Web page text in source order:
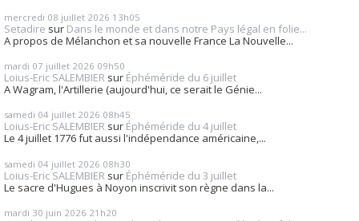
mercredi 08 juillet 2026 13h05
Setadire sur Dans le monde et dans notre Pays légal en folie...
A propos de Mélanchon et sa nouvelle France La Nouvelle...
mardi 07 juillet 2026 09h50
Loius-Eric SALEMBIER sur Éphéméride du 6 juillet
A Wagram, l'Artillerie (aujourd'hui, ce serait le Génie...
samedi 04 juillet 2026 08h45
Loius-Eric SALEMBIER sur Éphéméride du 4 juillet
Le 4 juillet 1776 fut aussi l'indépendance américaine,...
samedi 04 juillet 2026 08h30
Loius-Eric SALEMBIER sur Éphéméride du 3 juillet
Le sacre d'Hugues à Noyon inscrivit son règne dans la...
mardi 30 juin 2026 21h20